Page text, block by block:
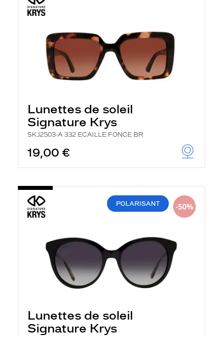
Lunettes de soleil
Signature Krys
SKJ2503-A 332 ECAILLE FONCE BR
19,00 €
POLARISANT
Lunettes de soleil
Signature Krys